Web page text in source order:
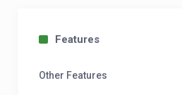
Features
Other Features